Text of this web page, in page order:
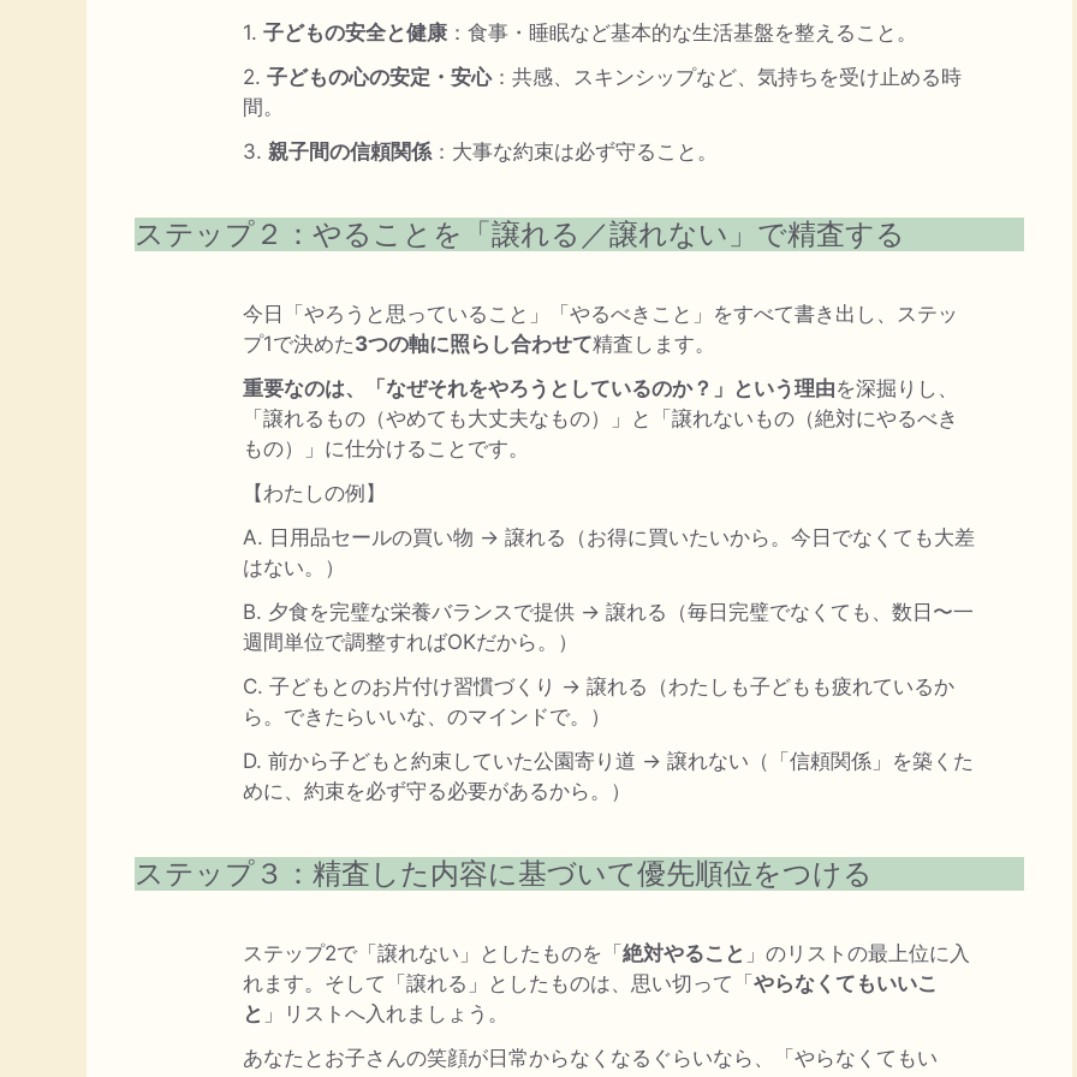
1. 子どもの安全と健康 ：食事・睡眠など基本的な生活基盤を整えること。
2. 子どもの心の安定・安心：共感、スキンシップなど、気持ちを受け止める時
間。
3. 親子間の信頼関係 ：大事な約束は必ず守ること。
ステップ２：やることを「譲れる／譲れない」で精査する
今日「やろうと思っていること」「やるべきこと」をすべて書き出し、ステッ
プ1で決めた3つの軸に照らし合わせて精査します。
重要なのは、「なぜそれをやろうとしているのか？」という理由を深掘りし、
「譲れるもの（やめても大丈夫なもの）」と「譲れないもの（絶対にやるべき
もの）」に仕分けることです。
【わたしの例】
A. 日用品セールの買い物 → 譲れる（お得に買いたいから。今日でなくても大差
はない。）
B. 夕食を完璧な栄養バランスで提供 → 譲れる（毎日完璧でなくても、数日〜一
週間単位で調整すればOKだから。）
C. 子どもとのお片付け習慣づくり → 譲れる（わたしも子どもも疲れているか
ら。できたらいいな、のマインドで。）
D. 前から子どもと約束していた公園寄り道 → 譲れない（「信頼関係」を築くた
めに、約束を必ず守る必要があるから。）
ステップ３：精査した内容に基づいて優先順位をつける
ステップ2で「譲れない」としたものを「 絶対やること 」のリストの最上位に入
れます。そして「譲れる」としたものは、思い切って「 やらなくてもいいこ
と 」リストへ入れましょう。
あなたとお子さんの笑顔が日常からなくなるぐらいなら、「やらなくてもい